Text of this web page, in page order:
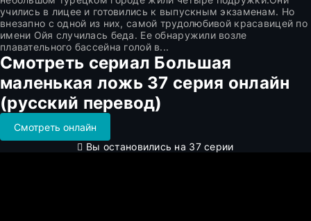
учились в лицее и готовились к выпускным экзаменам. Но
внезапно с одной из них, самой трудолюбивой красавицей по
имени Ойя случилась беда. Ее обнаружили возле
плавательного бассейна голой в...
Смотреть сериал Большая
маленькая ложь 37 серия онлайн
(русский перевод)
Смотреть онлайн
Вы остановились на 37 серии